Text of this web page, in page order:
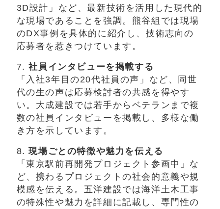
3D設計」など、最新技術を活用した現代的
な現場であることを強調。熊谷組では現場
のDX事例を具体的に紹介し、技術志向の
応募者を惹きつけています。
7.社員インタビューを掲載する
「入社3年目の20代社員の声」など、同世
代の生の声は応募検討者の共感を得やす
い。大成建設では若手からベテランまで複
数の社員インタビューを掲載し、多様な働
き方を示しています。
8.現場ごとの特徴や魅力を伝える
「東京駅前再開発プロジェクト参画中」な
ど、携わるプロジェクトの社会的意義や規
模感を伝える。五洋建設では海洋土木工事
の特殊性や魅力を詳細に記載し、専門性の